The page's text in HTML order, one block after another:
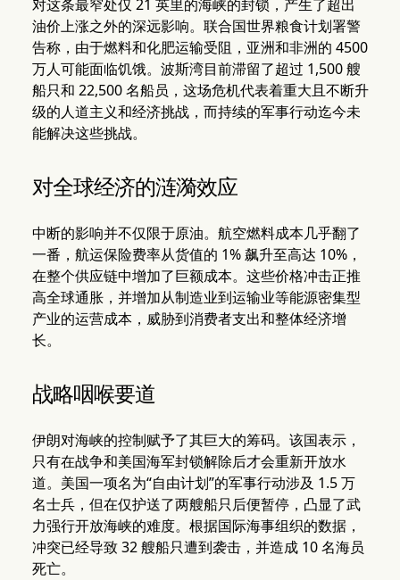
对这条最窄处仅 21 英里的海峡的封锁，产生了超出
油价上涨之外的深远影响。联合国世界粮食计划署警
告称，由于燃料和化肥运输受阻，亚洲和非洲的 4500
万人可能面临饥饿。波斯湾目前滞留了超过 1,500 艘
船只和 22,500 名船员，这场危机代表着重大且不断升
级的人道主义和经济挑战，而持续的军事行动迄今未
能解决这些挑战。
对全球经济的涟漪效应
中断的影响并不仅限于原油。航空燃料成本几乎翻了
一番，航运保险费率从货值的 1% 飙升至高达 10%，
在整个供应链中增加了巨额成本。这些价格冲击正推
高全球通胀，并增加从制造业到运输业等能源密集型
产业的运营成本，威胁到消费者支出和整体经济增
长。
战略咽喉要道
伊朗对海峡的控制赋予了其巨大的筹码。该国表示，
只有在战争和美国海军封锁解除后才会重新开放水
道。美国一项名为“自由计划”的军事行动涉及 1.5 万
名士兵，但在仅护送了两艘船只后便暂停，凸显了武
力强行开放海峡的难度。根据国际海事组织的数据，
冲突已经导致 32 艘船只遭到袭击，并造成 10 名海员
死亡。